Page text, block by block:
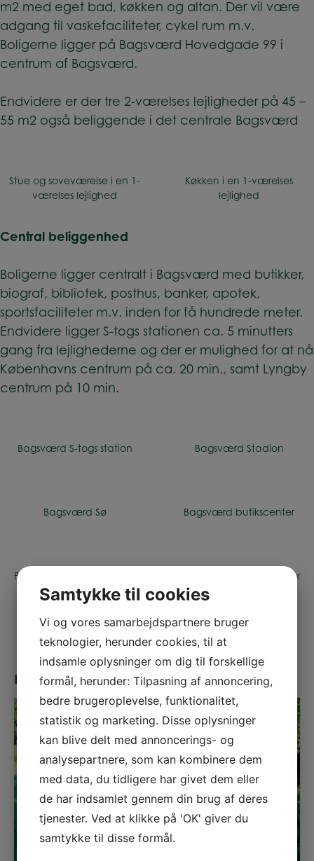
m2 med eget bad, køkken og altan. Der vil være
adgang til vaskefaciliteter, cykel rum m.v.
Boligerne ligger på Bagsværd Hovedgade 99 i
centrum af Bagsværd.
Endvidere er der tre 2-værelses lejligheder på 45 –
55 m2 også beliggende i det centrale Bagsværd
Stue og soveværelse i en 1-
værelses lejlighed
Køkken i en 1-værelses
lejlighed
Central beliggenhed
Boligerne ligger centralt i Bagsværd med butikker,
biograf, bibliotek, posthus, banker, apotek,
sportsfaciliteter m.v. inden for få hundrede meter.
Endvidere ligger S-togs stationen ca. 5 minutters
gang fra lejlighederne og der er mulighed for at nå
Københavns centrum på ca. 20 min., samt Lyngby
centrum på 10 min.
Bagsværd S-togs station Bagsværd Stadion
Bagsværd Sø Bagsværd butikscenter
Bagsværd Hovedgade 99 er højhuset til venstre og der hvor
boligerne ligger
Kontakt os
Samtykke til cookies
Vi og vores samarbejdspartnere bruger
teknologier, herunder cookies, til at
indsamle oplysninger om dig til forskellige
formål, herunder: Tilpasning af annoncering,
bedre brugeroplevelse, funktionalitet,
statistik og marketing. Disse oplysninger
kan blive delt med annoncerings- og
analysepartnere, som kan kombinere dem
med data, du tidligere har givet dem eller
de har indsamlet gennem din brug af deres
tjenester. Ved at klikke på 'OK' giver du
samtykke til disse formål.